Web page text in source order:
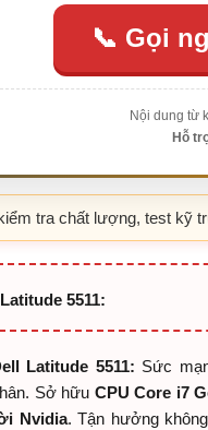
bàn phím Fullsize với hành
📞 Gọi
Nội dung từ
Hỗ
lượng, test kỹ trước khi
5511:
Latitude 5511: Sức
Sở hữu CPU Core i7
Nvidia. Tận hưởng